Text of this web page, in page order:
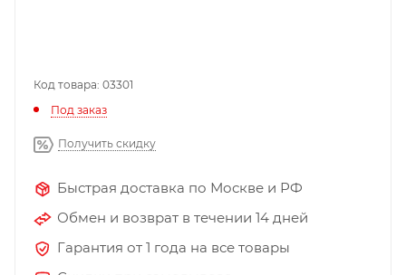
Код товара: 03301
Под заказ
Получить скидку
Быстрая доставка по Москве и РФ
Обмен и возврат в течении 14 дней
Гарантия от 1 года на все товары